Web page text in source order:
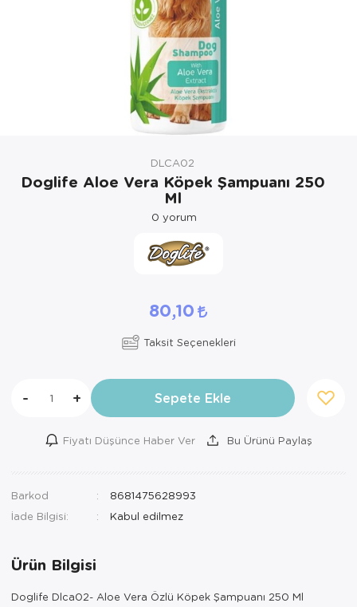
DLCA02
Doglife Aloe Vera Köpek Şampuanı 250
Ml
0 yorum
80,10
Taksit Seçenekleri
- + Sepete Ekle
Fiyatı Düşünce Haber Ver Bu Ürünü Paylaş
Barkod
8681475628993
İade Bilgisi:
Ürün Bilgisi
Doglife Dlca02- Aloe Vera Özlü Köpek Şampuanı 250 Ml